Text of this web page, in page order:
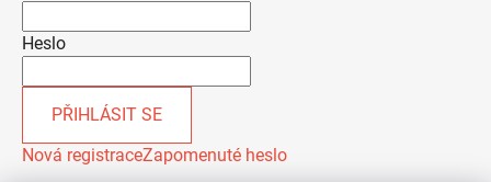
Heslo
PŘIHLÁSIT SE
Nová registraceZapomenuté heslo